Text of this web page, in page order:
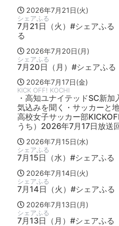
2026年7月21日(火)
シェアふる
7月21日（火）#シェアふ
る
2026年7月20日(月)
シェアふる
7月20日（月）#シェアふ
2026年7月17日(金)
KICK OFF! KOCHI
・高知ユナイテッドSC新
気込みを聞く・サッカーと
高校女子サッカー部
うち）2026年7月17日放送
2026年7月15日(水)
シェアふる
7月15日（水）#シェアふ
2026年7月14日(火)
シェアふる
7月14日（火）#シェアふ
2026年7月13日(月)
シェアふる
7月13日（月）#シェアふ